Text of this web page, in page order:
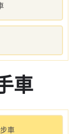
車
車